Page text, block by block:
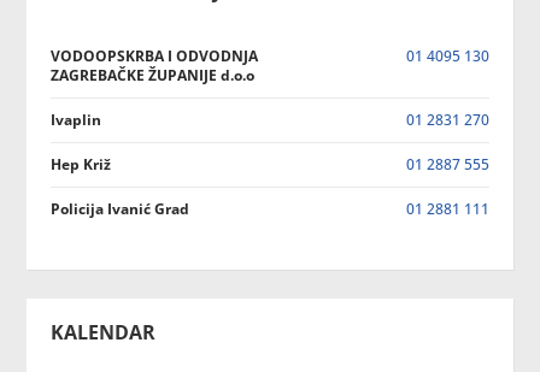
VODOOPSKRBA I ODVODNJA
ZAGREBAČKE ŽUPANIJE d.o.o
01 4095 130
Ivaplin 01 2831 270
Hep Križ 01 2887 555
Policija Ivanić Grad 01 2881 111
KALENDAR